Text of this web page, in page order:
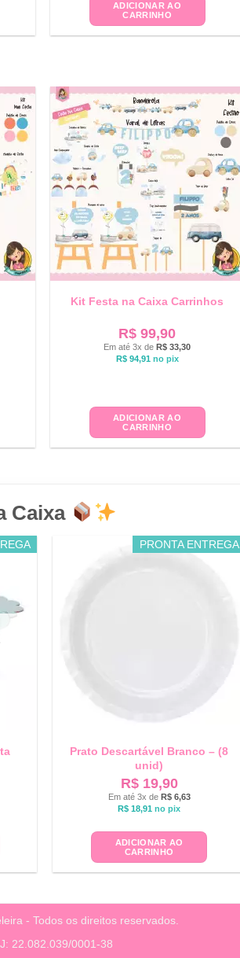
ADICIONAR AO
CARRINHO
Kit Festa na Caixa Carrinhos
R$ 99,90
Em até 3x deR$ 33,30
R$94,91 no pix
ADICIONAR AO
CARRINHO
Caixa
PRONTA ENTREGA
Prato Descartável Branco – (8
unid)
R$19,90
Em até 3x de R$6,63
R$ 18,91 no pix
ADICIONAR AO
CARRINHO
- Todos os direitos reservados.
22.082.039/0001-38